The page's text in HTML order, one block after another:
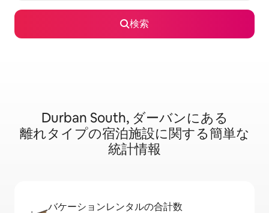
検索
Durban South, ダーバンに⁠あ⁠る
離⁠れ⁠タ⁠イ⁠プ⁠の宿⁠泊⁠施⁠設⁠に関⁠す⁠る簡⁠単⁠な
統⁠計⁠情⁠報
バケーションレ⁠ン⁠タ⁠ル⁠の合⁠計⁠数